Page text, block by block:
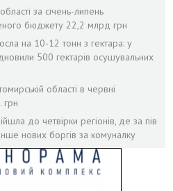
за січень-липень
бюджету 22,2 млрд грн
на 10-12 тонн з гектара: у
500 гектарів осушувальних
області в червні
грн
до четвірки регіонів, де за пів
нових боргів за комуналку